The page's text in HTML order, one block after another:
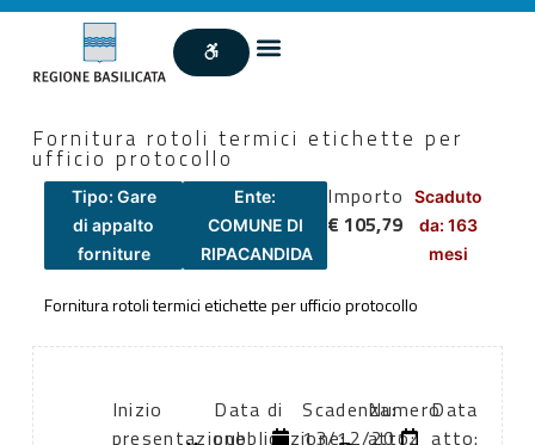
Fornitura rotoli termici etichette per
ufficio protocollo
Tipo: Gare
di appalto
forniture
Ente:
COMUNE DI
RIPACANDIDA
Importo
€ 105,79
Scaduto
da: 163
mesi
Fornitura rotoli termici etichette per ufficio protocollo
Inizio
presentazione
Data di
pubblicazione:
Scadenza:
13/12/2012
Numero
atto:
Data
atto: